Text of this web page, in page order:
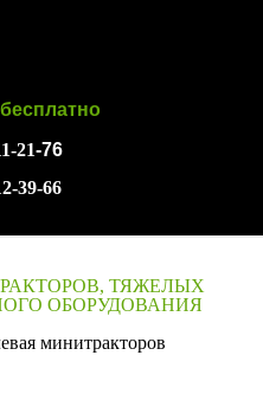
21-76
39-66
ТЯЖЕЛЫХ
ОБОРУДОВАНИЯ
минитракторов